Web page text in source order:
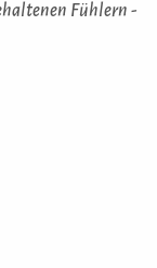
Fühlern -